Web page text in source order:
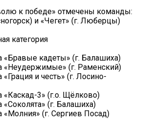
к победе» отмечены команды:
и «Чегет» (г. Люберцы)
категория
«Бравые кадеты» (г. Балашиха)
«Неудержимые» (г. Раменский)
и честь» (г. Лосино-
3» (г.о. Щёлково)
(г. Балашиха)
(г. Сергиев Посад)